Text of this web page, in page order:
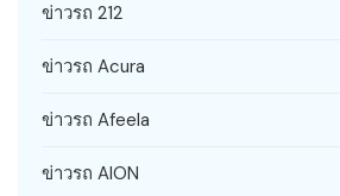
ข่าวรถ 212
ข่าวรถ Acura
ข่าวรถ Afeela
ข่าวรถ AION